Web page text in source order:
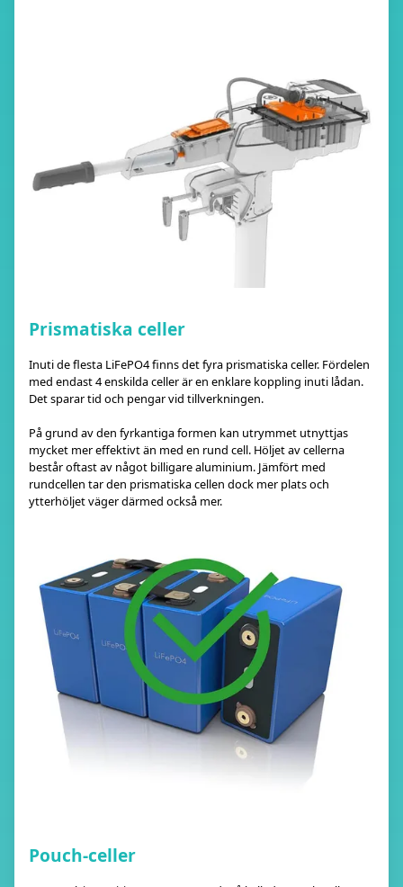
Prismatiska celler
Inuti de flesta LiFePO4 finns det fyra prismatiska celler. Fördelen
med endast 4 enskilda celler är en enklare koppling inuti lådan.
Det sparar tid och pengar vid tillverkningen.
På grund av den fyrkantiga formen kan utrymmet utnyttjas
mycket mer effektivt än med en rund cell. Höljet av cellerna
består oftast av något billigare aluminium. Jämfört med
rundcellen tar den prismatiska cellen dock mer plats och
ytterhöljet väger därmed också mer.
Pouch-celler